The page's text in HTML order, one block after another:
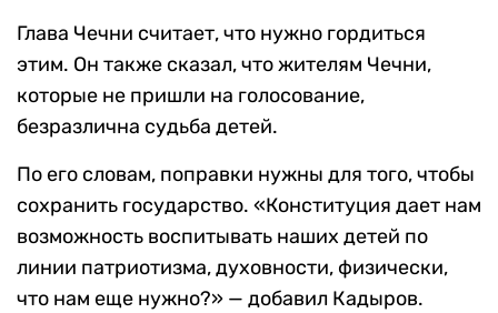
Глава Чечни считает, что нужно гордиться
этим. Он также сказал, что жителям Чечни,
которые не пришли на голосование,
безразлична судьба детей.
По его словам, поправки нужны для того, чтобы
сохранить государство. «Конституция дает нам
возможность воспитывать наших детей по
линии патриотизма, духовности, физически,
что нам еще нужно?» — добавил Кадыров.